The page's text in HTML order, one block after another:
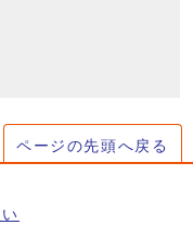
ページの先頭へ戻る